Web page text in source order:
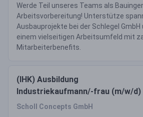
Werde Teil unseres Teams als
Arbeitsvorbereitung! Unterstütze
Ausbauprojekte bei der Schlegel
einem vielseitigen Arbeitsumfeld mit
Mitarbeiterbenefits.
(IHK) Ausbildung
Industriekaufmann/-frau (m/w/d)
Scholl Concepts GmbH